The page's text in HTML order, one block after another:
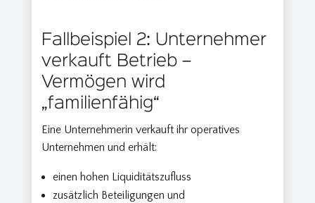
Fallbeispiel 2: Unternehmer
verkauft Betrieb –
Vermögen wird
„familienfähig“
Eine Unternehmerin verkauft ihr operatives
Unternehmen und erhält:
einen hohen Liquiditätszufluss
zusätzlich Beteiligungen und